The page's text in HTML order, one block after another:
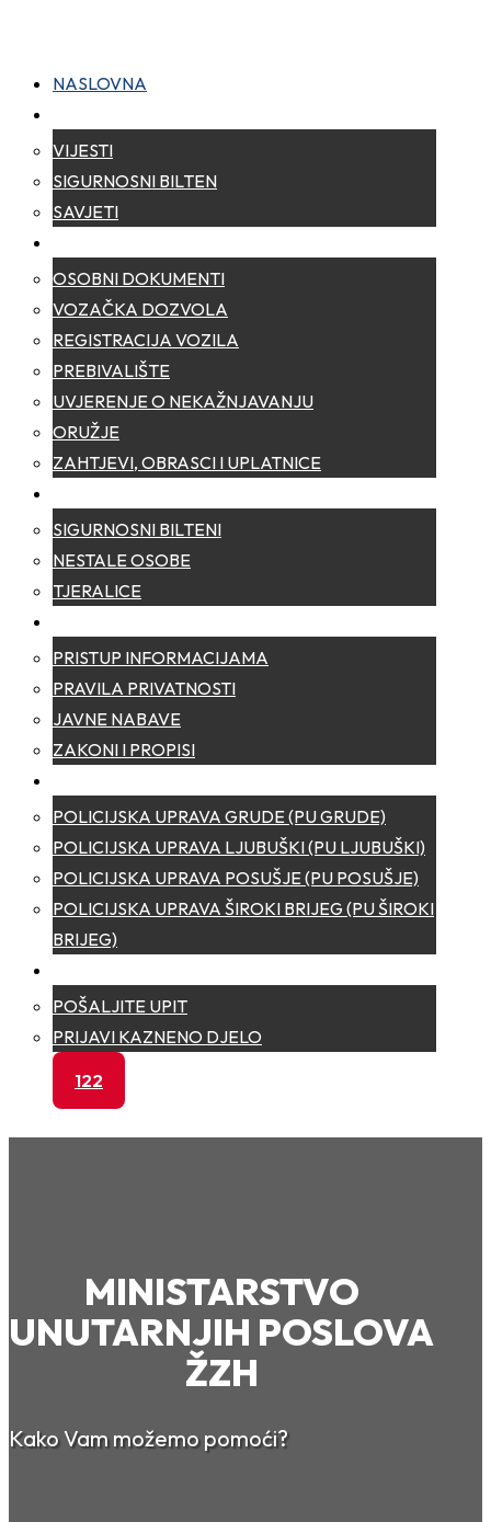
NASLOVNA
VIJESTI
SIGURNOSNI BILTEN
SAVJETI
OSOBNI DOKUMENTI
VOZAČKA DOZVOLA
REGISTRACIJA VOZILA
PREBIVALIŠTE
UVJERENJE O NEKAŽNJAVANJU
ORUŽJE
ZAHTJEVI, OBRASCI I UPLATNICE
SIGURNOSNI BILTENI
NESTALE OSOBE
TJERALICE
PRISTUP INFORMACIJAMA
PRAVILA PRIVATNOSTI
JAVNE NABAVE
ZAKONI I PROPISI
POLICIJSKA UPRAVA GRUDE (PU GRUDE)
POLICIJSKA UPRAVA LJUBUŠKI (PU LJUBUŠKI)
POLICIJSKA UPRAVA POSUŠJE (PU POSUŠJE)
POLICIJSKA UPRAVA ŠIROKI BRIJEG (PU ŠIROKI
BRIJEG)
POŠALJITE UPIT
PRIJAVI KAZNENO DJELO
122
MINISTARSTVO
UNUTARNJIH POSLOVA
ŽZH
Kako Vam možemo pomoći?